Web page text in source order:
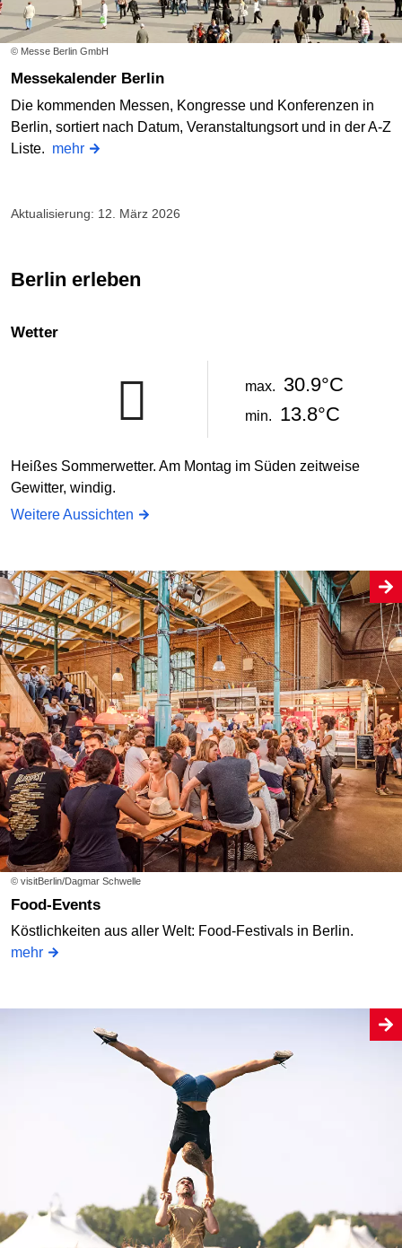
© Messe Berlin GmbH
Messekalender Berlin
Die kommenden Messen, Kongresse und Konferenzen in
Berlin, sortiert nach Datum, Veranstaltungsort und in der A-Z
Liste. mehr
Aktualisierung: 12. März 2026
Berlin erleben
Wetter
max. 30.9°C
min. 13.8°C
Heißes Sommerwetter. Am Montag im Süden zeitweise
Gewitter, windig.
Weitere Aussichten
© visitBerlin/Dagmar Schwelle
Food-Events
Köstlichkeiten aus aller Welt: Food-Festivals in Berlin.
mehr